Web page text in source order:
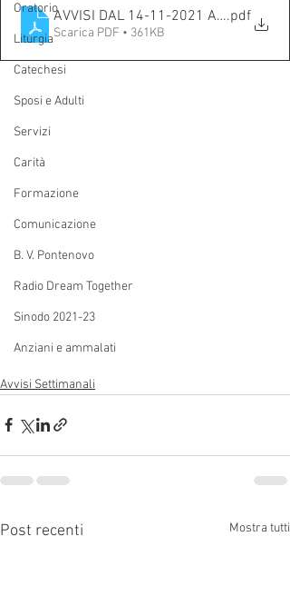
Oratorio
Liturgia
Catechesi
Sposi e Adulti
Servizi
Carità
Formazione
Comunicazione
B. V. Pontenovo
Radio Dream Together
Sinodo 2021-23
Anziani e ammalati
AVVISI DAL 14-11-2021 AL 21-11-
.pdf
Scarica PDF • 361KB
Avvisi Settimanali
Post recenti Mostra tutti